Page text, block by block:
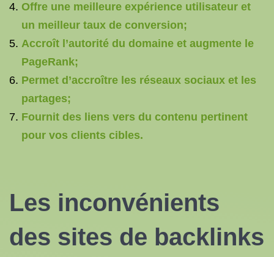
Offre une meilleure expérience utilisateur et
un meilleur taux de conversion;
Accroît l’autorité du domaine et augmente le
PageRank;
Permet d’accroître les réseaux sociaux et les
partages;
Fournit des liens vers du contenu pertinent
pour vos clients cibles.
Les inconvénients
des sites de backlinks